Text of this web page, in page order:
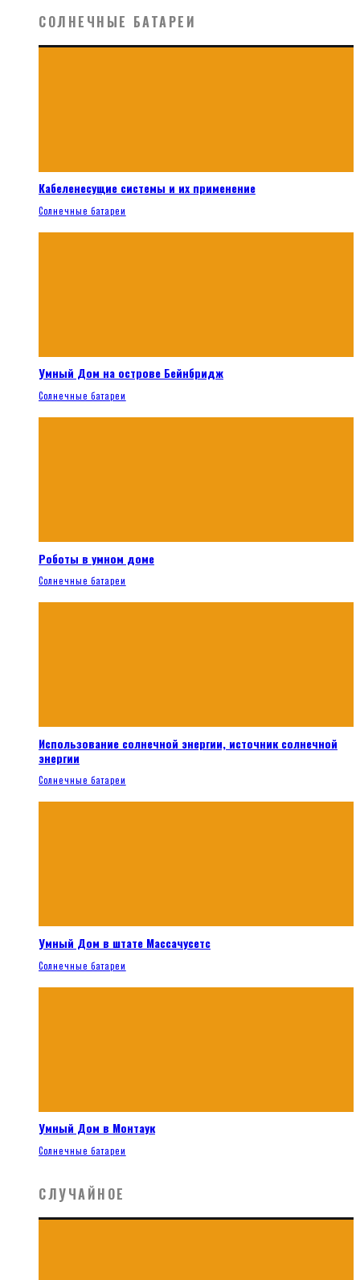
СОЛНЕЧНЫЕ БАТАРЕИ
Кабеленесущие системы и их применение
Солнечные батареи
Умный Дом на острове Бейнбридж
Солнечные батареи
Роботы в умном доме
Солнечные батареи
Использование солнечной энергии, источник солнечной
энергии
Солнечные батареи
Умный Дом в штате Массачусетс
Солнечные батареи
Умный Дом в Монтаук
Солнечные батареи
СЛУЧАЙНОЕ